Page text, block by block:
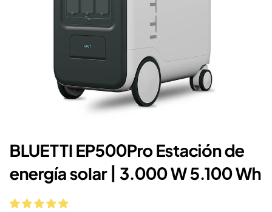
BLUETTI EP500Pro Estación de
energía solar | 3.000 W 5.100 Wh